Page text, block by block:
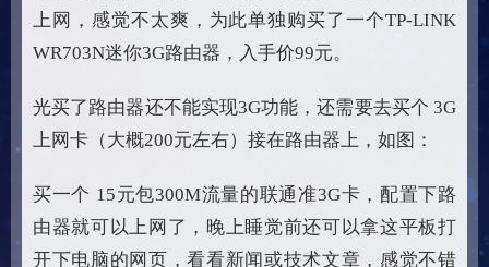
上网，感觉不太爽，为此单独购买了一个TP-LINK
WR703N迷你3G路由器，入手价99元。
光买了路由器还不能实现3G功能，还需要去买个 3G
上网卡（大概200元左右）接在路由器上，如图：
买一个 15元包300M流量的联通准3G卡，配置下路
由器就可以上网了，晚上睡觉前还可以拿这平板打
开下电脑的网页，看看新闻或技术文章，感觉不错